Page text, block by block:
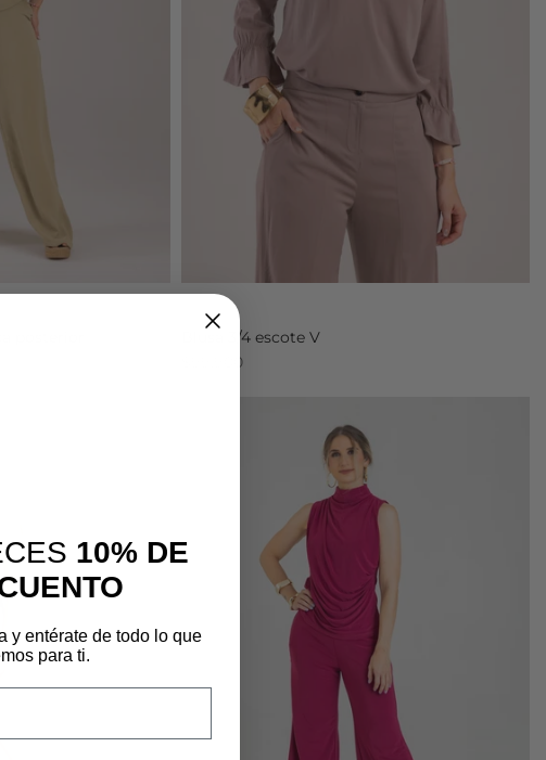
Tinta
Blusa 3/4 escote V
$99.900
10% DE
y entérate de todo lo que
para ti.